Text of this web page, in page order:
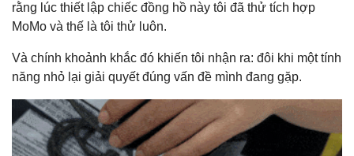
rằng lúc thiết lập chiếc đồng hồ này tôi đã thử tích hợp
MoMo và thế là tôi thử luôn.
Và chính khoảnh khắc đó khiến tôi nhận ra: đôi khi một tính
năng nhỏ lại giải quyết đúng vấn đề mình đang gặp.